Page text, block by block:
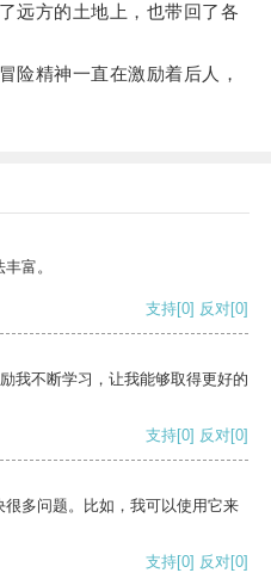
方的土地上，也带回了各
精神一直在激励着后人，
富。
支持[0] 反对[0]
我不断学习，让我能够取得更好的
支持[0] 反对[0]
多问题。比如，我可以使用它来
支持[0] 反对[0]